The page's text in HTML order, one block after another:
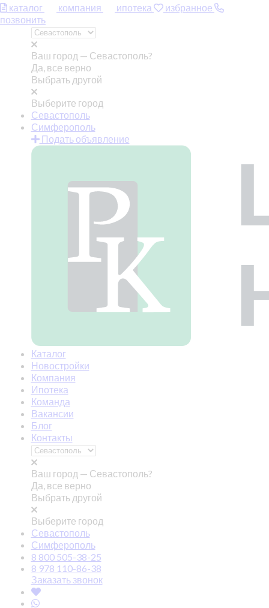
каталог компания ипотека
избранное
позвонить
Ваш город — Севастополь?
Да, все верно
Выбрать другой
Выберите город
Севастополь
Симферополь
Подать объявление
Каталог
Новостройки
Компания
Ипотека
Команда
Вакансии
Блог
Контакты
Ваш город — Севастополь?
Да, все верно
Выбрать другой
Выберите город
Севастополь
Симферополь
8 800 505-38-25
8 978 110-86-38
Заказать звонок